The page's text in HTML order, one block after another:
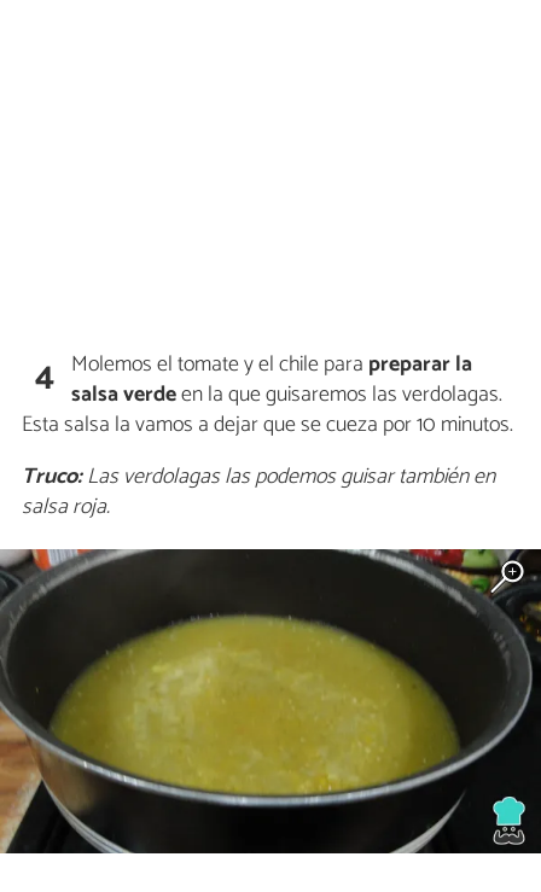
4 Molemos el tomate y el chile para preparar la
salsa verdeen la que guisaremos las verdolagas.
Esta salsa la vamos a dejar que se cueza por 10 minutos.
Truco:Las verdolagas las podemos guisar también en
salsa roja.